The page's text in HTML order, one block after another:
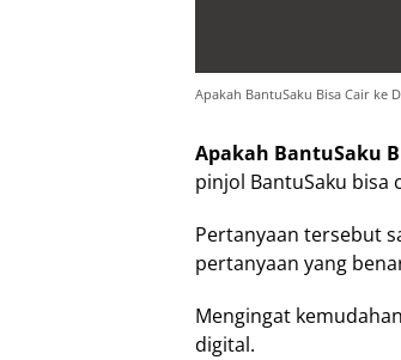
Apakah BantuSaku Bisa Cair ke
Apakah BantuSaku
pinjol BantuSaku bisa
Pertanyaan tersebut
pertanyaan yang
Mengingat
digital.